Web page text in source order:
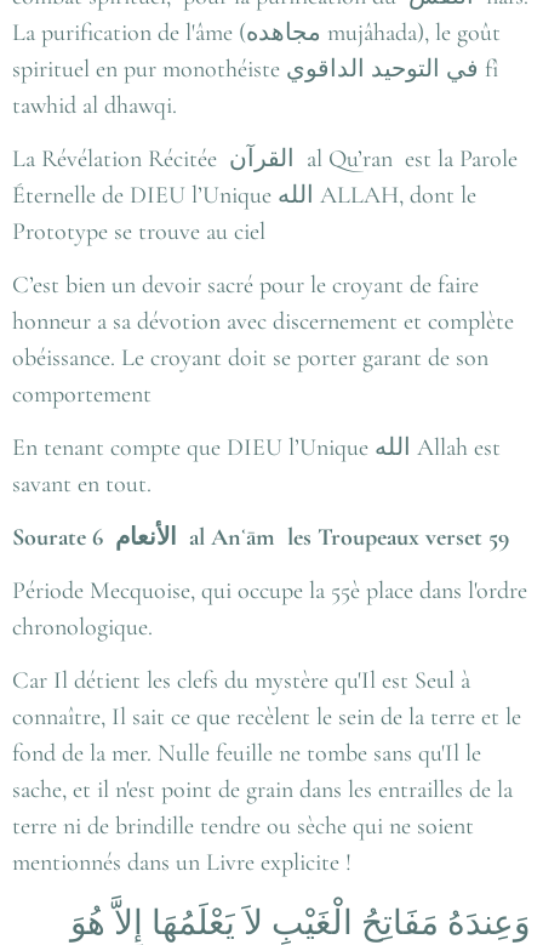
La purification de l'âme (مجاهده mujâhada), le goût
spirituel en pur monothéiste في التوحيد الداقوي fî
tawhid al dhawqi.
La Révélation Récitée القرآن
al Qu’ran est la Parole
Éternelle de DIEU l’Unique الله ALLAH, dont le
Prototype se trouve au ciel
C’est bien un devoir sacré pour le croyant de faire
honneur a sa dévotion avec discernement et complète
obéissance. Le croyant doit se porter garant de son
comportement
En tenant compte que DIEU l’Unique الله Allah est
savant en tout.
Sourate 6 الأنعام
al Anʿām les Troupeaux verset 59
Période Mecquoise, qui occupe la 55è place dans l'ordre
chronologique.
Car Il détient les clefs du mystère qu'Il est Seul à
connaître, Il sait ce que recèlent le sein de la terre et le
fond de la mer. Nulle feuille ne tombe sans qu'Il le
sache, et il n'est point de grain dans les entrailles de la
terre ni de brindille tendre ou sèche qui ne soient
mentionnés dans un Livre explicite !
وَعِندَهُ مَفَاتِحُ الْغَيْبِ لاَ يَعْلَمُهَا إِلاَّ هُوَ